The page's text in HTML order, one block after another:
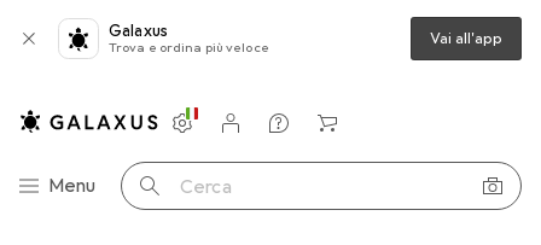
Galaxus
Trova e ordina più veloce Vai all'app
Categoria Navigazione
Menu Cerca
Impostazioni
Conto cliente
Liste di confronto
Liste dei desideri
Carrello